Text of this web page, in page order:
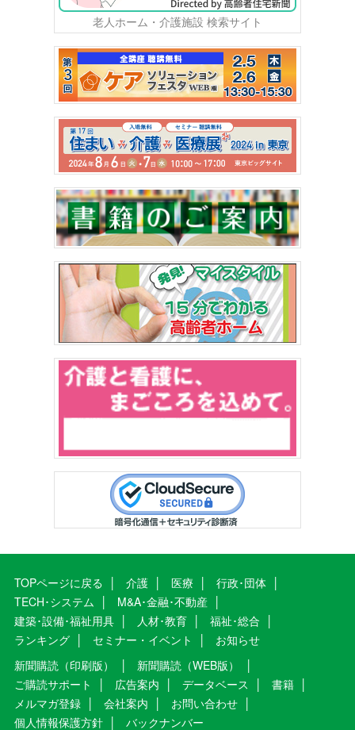
老人ホーム・介護施設 検索サイト
TOPページに戻る 介護 医療
行政･団体
TECH･システム
M&A･金融･不動産
建築･設備･福祉用具
人材･教育
福祉･総合
ランキング
セミナー・イベント
お知らせ
新聞購読（印刷版）
新聞購読（WEB版）
ご購読サポート
広告案内 データベース
書籍
メルマガ登録
会社案内
お問い合わせ
個人情報保護方針
バックナンバー